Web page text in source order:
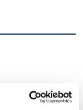
geschikt is voor